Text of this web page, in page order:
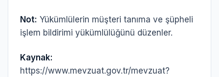
Not: Yükümlülerin müşteri tanıma ve şüpheli
işlem bildirimi yükümlülüğünü düzenler.
Kaynak:
https://www.mevzuat.gov.tr/mevzuat?